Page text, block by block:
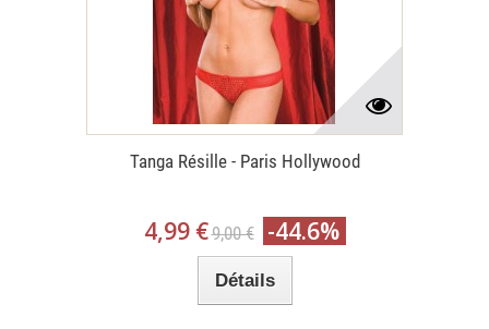
Tanga Résille - Paris Hollywood
4,99 €9,00 € -44.6%
Détails